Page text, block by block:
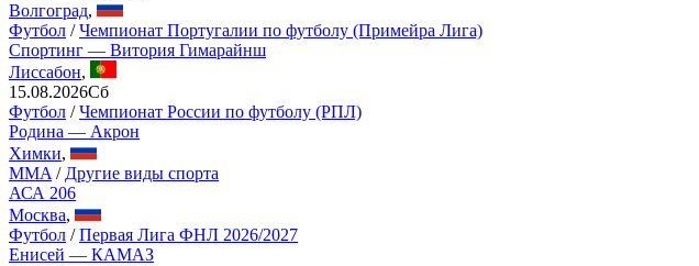
Волгоград,
Футбол /Чемпионат Португалии по футболу (Примейра Лига)
Спортинг — Витория Гимарайнш
Лиссабон,
15.08.2026Сб
Футбол /Чемпионат России по футболу (РПЛ)
Родина — Акрон
Химки,
MMA / Другие виды спорта
АСА 206
Москва,
Футбол /Первая Лига ФНЛ 2026/2027
Енисей — КАМАЗ